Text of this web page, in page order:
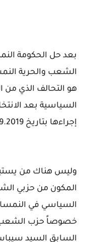
بعد حل الحكومة
الشعب والحرية
هو التحالف الذي من
السياسية بعد
إجراءها بتاريخ 29.09.2019
وليس هناك من
المكون من حزبي
السياسي في
خصوصاً حزب الشعب
السابق السيد